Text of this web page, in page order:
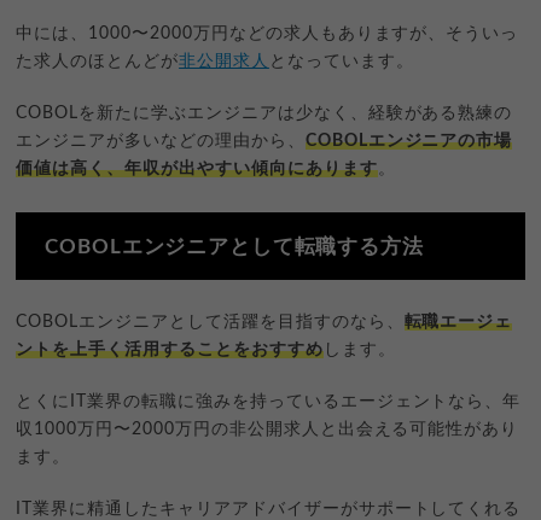
中には、1000〜2000万円などの求人もありますが、そういっ
た求人のほとんどが非公開求人 となっています。
COBOLを新たに学ぶエンジニアは少なく、経験がある熟練の
エンジニアが多いなどの理由から、 COBOLエンジニアの市場
価値は高く、年収が出やすい傾向にあります。
COBOLエンジニアとして転職する方法
COBOLエンジニアとして活躍を目指すのなら、 転職エージェ
ントを上手く活用することをおすすめします。
とくにIT業界の転職に強みを持っているエージェントなら、年
収1000万円〜2000万円の非公開求人と出会える可能性があり
ます。
IT業界に精通したキャリアアドバイザーがサポートしてくれる